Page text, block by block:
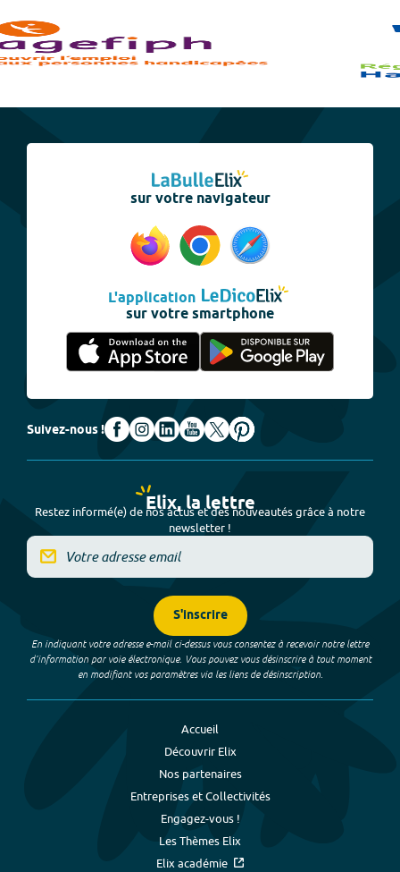
sur votre navigateur
L'application
sur votre smartphone
Suivez-nous !
Elix, la lettre
Restez informé(e) de nos actus et des nouveautés grâce à notre
newsletter !
S'inscrire
En indiquant votre adresse e-mail ci-dessus vous consentez à recevoir notre lettre
d’information par voie électronique. Vous pouvez vous désinscrire à tout moment
en modifiant vos paramètres via les liens de désinscription.
Accueil
Découvrir Elix
Nos partenaires
Entreprises et Collectivités
Engagez-vous !
Les Thèmes Elix
Elix académie